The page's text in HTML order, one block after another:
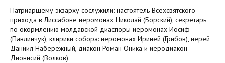
Патриаршему экзарху сослужили: настоятель Всехсвятского
прихода в Лиссабоне иеромонах Николай (Борский), секретарь
по окормлению молдавской диаспоры иеромонах Иосиф
(Павлинчук), клирики собора: иеромонах Ириней (Грибов), иерей
Даниил Набережный, диакон Роман Оника и иеродиакон
Дионисий (Волков).